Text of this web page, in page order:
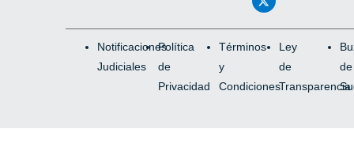
Notificaciones
Judiciales
Política
de
Privacidad
Términos
y
Condiciones
Ley
de
Transparencia
de